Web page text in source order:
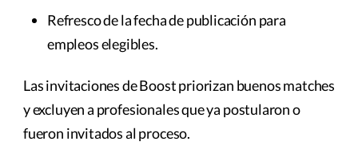
Refresco de la fecha de publicación para
empleos elegibles.
Las invitaciones de Boost priorizan buenos matches
y excluyen a profesionales que ya postularon o
fueron invitados al proceso.